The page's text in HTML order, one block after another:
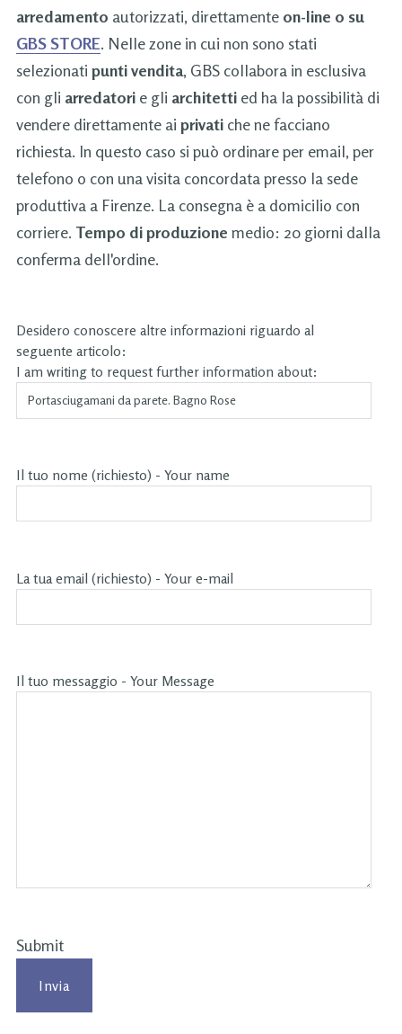
arredamento autorizzati, direttamente on-line o su
GBS STORE. Nelle zone in cui non sono stati
selezionati punti vendita, GBS collabora in esclusiva
con gli arredatori e gli architetti ed ha la possibilità di
vendere direttamente ai privati che ne facciano
richiesta. In questo caso si può ordinare per email, per
telefono o con una visita concordata presso la sede
produttiva a Firenze. La consegna è a domicilio con
corriere. Tempo di produzione medio: 20 giorni dalla
conferma dell'ordine.
Desidero conoscere altre informazioni riguardo al
seguente articolo:
I am writing to request further information about:
Il tuo nome (richiesto) - Your name
La tua email (richiesto) - Your e-mail
Il tuo messaggio - Your Message
Submit